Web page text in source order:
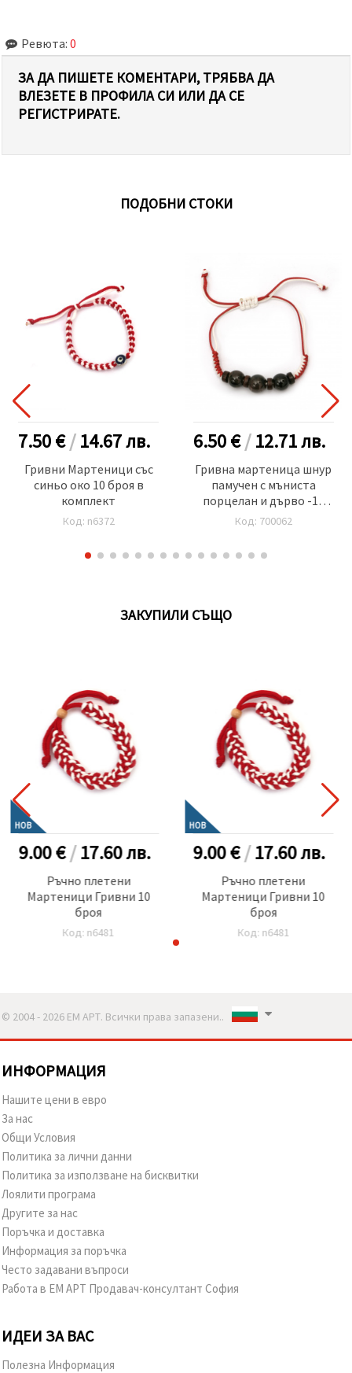
Ревюта: 0
ЗА ДА ПИШЕТЕ КОМЕНТАРИ, ТРЯБВА ДА
ВЛЕЗЕТЕ В ПРОФИЛА СИ ИЛИ ДА СЕ
РЕГИСТРИРАТЕ.
ПОДОБНИ СТОКИ
7.50 €/14.67лв.
Гривни Мартеници със
синьо око 10 броя в
комплект
Код: n6372
6.50 €/12.71лв.
Гривна мартеница шнур
памучен с мъниста
порцелан и дърво -10
броя
Код: 700062
ЗАКУПИЛИ СЪЩО
НОВ
9.00 €/17.60лв.
Ръчно плетени
Мартеници Гривни 10
броя
Код: n6481
НОВ
9.00 €/17.60лв.
Ръчно плетени
Мартеници Гривни 10
броя
Код: n6481
© 2004 - 2026 ЕМ АРТ. Всички права запазени..
ИНФОРМАЦИЯ
Нашите цени в евро
За нас
Общи Условия
Политика за лични данни
Политика за използване на бисквитки
Лоялити програма
Другите за нас
Поръчка и доставка
Информация за поръчка
Често задавани въпроси
Работа в ЕМ АРТ Продавач-консултант София
ИДЕИ ЗА ВАС
Полезна Информация